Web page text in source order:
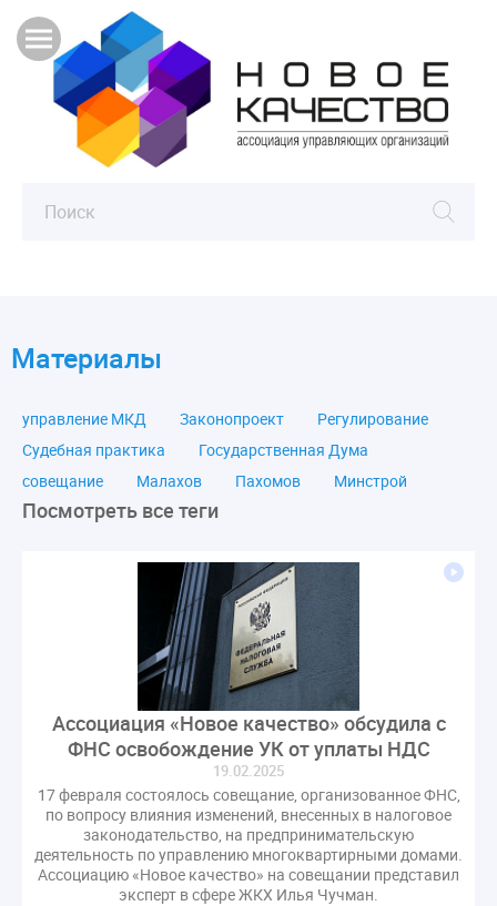
Материалы
управление МКД Законопроект
Регулирование
Судебная практика
Государственная Дума
совещание
Малахов Пахомов
Минстрой
ЛикбезЖКХ
ЖКХ
Строительная неделя
лицензирование
управляющие компании
МКД
капремонт Вебинар
Комитет по строительству и ЖКХ
Малахов Конференция
Обсуждение
Постановление Правительства РФ
ЖКУ
Новое качество
ОСС
Правила
задолженность граждан
ГОСТ
Мероприятия
Постановление
Правительство РФ
исполнительная надпись
ВДГО
ВКГО
Персональные данные
Приказ
Сергей Пахомов
Посмотреть все теги
Ассоциация «Новое качество» обсудила с
ФНС освобождение УК от уплаты НДС
19.02.2025
17 февраля состоялось совещание, организованное ФНС,
по вопросу влияния изменений, внесенных в налоговое
законодательство, на предпринимательскую
деятельность по управлению многоквартирными домами.
Ассоциацию «Новое качество» на совещании представил
эксперт в сфере ЖКХ Илья Чучман.